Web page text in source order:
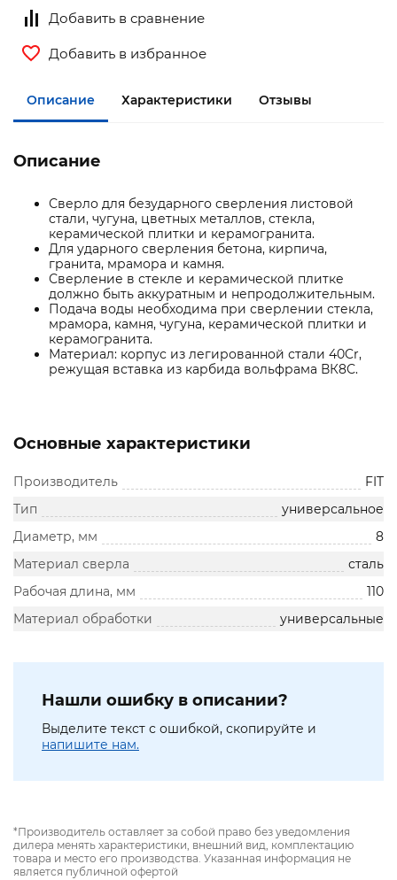
Добавить в сравнение
Добавить в избранное
Описание Характеристики Отзывы
Описание
Сверло для безударного сверления листовой
стали, чугуна, цветных металлов, стекла,
керамической плитки и керамогранита.
Для ударного сверления бетона, кирпича,
гранита, мрамора и камня.
Сверление в стекле и керамической плитке
должно быть аккуратным и непродолжительным.
Подача воды необходима при сверлении стекла,
мрамора, камня, чугуна, керамической плитки и
керамогранита.
Материал: корпус из легированной стали 40Cr,
режущая вставка из карбида вольфрама ВК8С.
Основные характеристики
Производитель
FIT
Тип
универсальное
Диаметр, мм
8
Материал сверла
сталь
Рабочая длина, мм
110
Материал обработки
универсальные
Нашли ошибку в описании?
Выделите текст с ошибкой, скопируйте и
напишите нам.
*Производитель оставляет за собой право без уведомления
дилера менять характеристики, внешний вид, комплектацию
товара и место его производства. Указанная информация не
является публичной офертой